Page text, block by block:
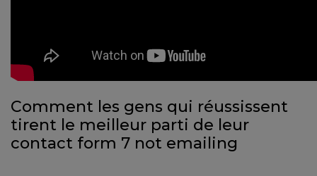
Comment les gens qui réussissent
tirent le meilleur parti de leur
contact form 7 not emailing